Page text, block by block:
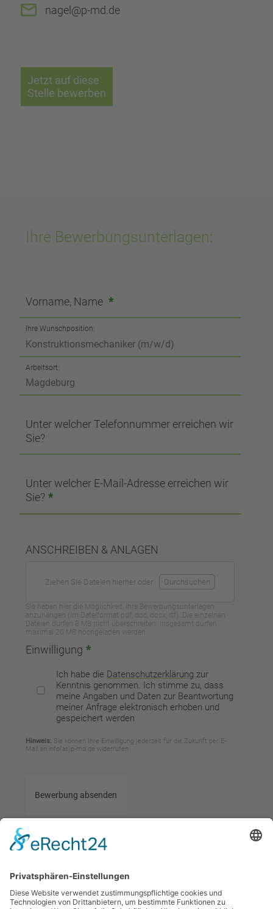
nagel@p-md.de
Jetzt auf diese
Stelle bewerben
Ihre Bewerbungsunterlagen:
Vorname, Name *
Ihre Wunschposition:
Arbeitsort:
Unter welcher Telefonnummer erreichen wir
Sie?
Unter welcher E-Mail-Adresse erreichen wir
Sie? *
ANSCHREIBEN & ANLAGEN
Ziehen Sie Dateien hierher oder Durchsuchen
Sie haben hier die Möglichkeit, Ihre Bewerbungsunterlagen
anzuhängen (im Dateiformat pdf, doc, docx, rtf). Die einzelnen
Dateien dürfen 8 MB nicht überschreiten. Insgesamt dürfen
maximal 20 MB hochgeladen werden.
Einwilligung *
Ich habe die Datenschutzerklärungzur
Kenntnis genommen. Ich stimme zu, dass
meine Angaben und Daten zur Beantwortung
meiner Anfrage elektronisch erhoben und
gespeichert werden
Hinweis: Sie können Ihre Einwilligung jederzeit für die Zukunft per E-
Mail an info(at)p-md.de widerrufen.
Bewerbung absenden
Personalmanagement
Marko Dehnecke
F: 03928-7295525